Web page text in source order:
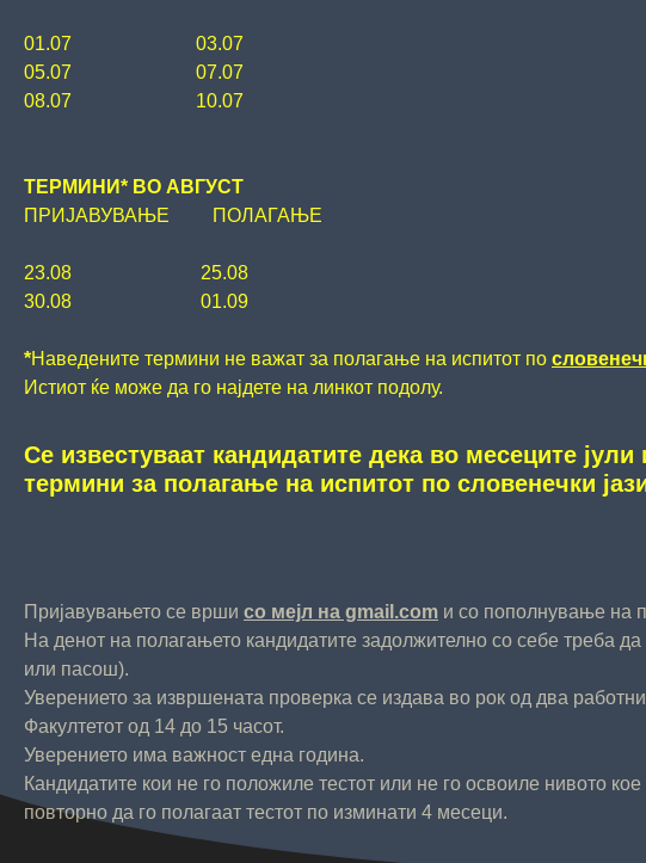
01.07 03.07
05.07 07.07
08.07 10.07
ТЕРМИНИ* ВО АВГУСТ
ПРИЈАВУВАЊЕ ПОЛАГАЊЕ
23.08 25.08
30.08 01.09
*Наведените термини не важат за полагање на испитот по
Истиот ќе може да го најдете на линкот подолу.
Се известуваат кандидатите дека во месеците јули
термини за полагање на испитот по словенечки
Пријавувањето се врши со мејл на gmail.com и со пополнување на
На денот на полагањето кандидатите задолжително со себе треба
или пасош).
Уверението за извршената проверка се издава во рок од два
Факултетот од 14 до 15 часот.
Уверението има важност една година.
Кандидатите кои не го положиле тестот или не го освоиле нивото
повторно да го полагаат тестот по изминати 4 месеци.